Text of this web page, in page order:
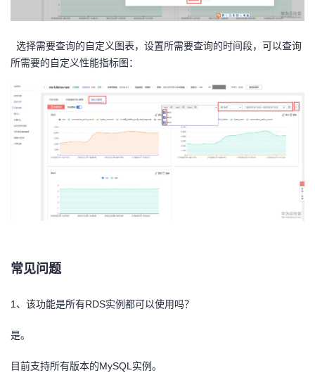
选择需要查询的自定义图表，设置所需要查询的时间段，可以查询
所需要的自定义性能指标图：
常见问题
1、该功能是所有RDS实例都可以使用吗？
是。
目前支持所有版本的MySQL实例。